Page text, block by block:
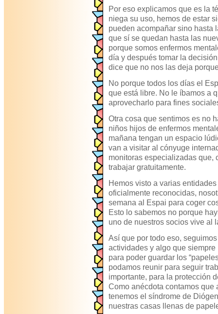
Por eso explicamos que es la
niega su uso, hemos de estar
pueden acompañar sino hasta
que sí se quedan hasta las
porque somos enfermos
día y después tomar la
dice que no nos las deja
No porque todos los días el
que está libre. No le íbamos a
aprovecharlo para fines
Otra cosa que sentimos es no
niños hijos de enfermos
mañana tengan un espacio
van a visitar al cónyuge
monitoras especializadas que,
trabajar gratuitamente.
Hemos visto a varias
oficialmente reconocidas,
semana al Espai para coger
Esto lo sabemos no porque
uno de nuestros socios vive al
Así que por todo eso,
actividades y algo que
para poder guardar los
podamos reunir para seguir
importante, para la protección
Como anécdota contamos que
tenemos el síndrome de
nuestras casas llenas de